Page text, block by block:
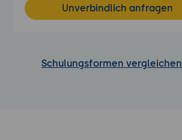
Unverbindlich anfragen
Schulungsformen vergleichen